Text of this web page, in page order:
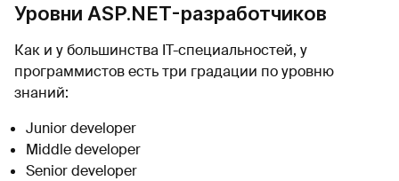
Уровни ASP.NET-разработчиков
Как и у большинства IT-специальностей, у
программистов есть три градации по уровню
знаний:
Junior developer
Middle developer
Senior developer